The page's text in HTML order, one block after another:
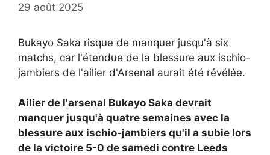
29 août 2025
Bukayo Saka risque de manquer jusqu'à six
matchs, car l'étendue de la blessure aux ischio-
jambiers de l'ailier d'Arsenal aurait été révélée.
Ailier de l'arsenal Bukayo Saka devrait
manquer jusqu'à quatre semaines avec la
blessure aux ischio-jambiers qu'il a subie lors
de la victoire 5-0 de samedi contre Leeds